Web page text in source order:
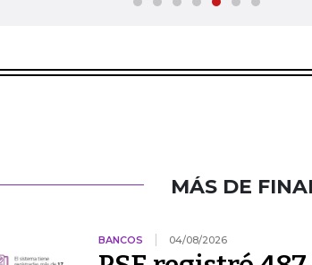
MÁS DE
BANCOS 04/08/2026